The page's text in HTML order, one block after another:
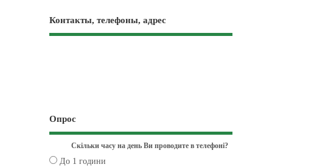
Контакты, телефоны, адрес
Опрос
Скільки часу на день Ви проводите в телефоні?
До 1 години